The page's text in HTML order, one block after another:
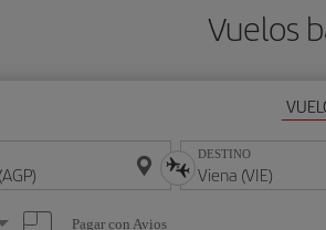
Vuelos
DESTINO
Pagar con Avios